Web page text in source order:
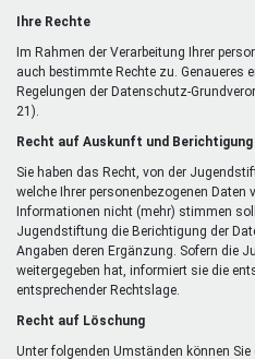
Ihre Rechte
Im Rahmen der Verarbeitung Ihrer
auch bestimmte Rechte zu. Genaueres
Regelungen der Datenschutz-
21).
Recht auf Auskunft und Berichtigung
Sie haben das Recht, von der
welche Ihrer personenbezogenen Daten
Informationen nicht (mehr) stimmen
Jugendstiftung die Berichtigung der
Angaben deren Ergänzung. Sofern die
weitergegeben hat, informiert sie die
entsprechender Rechtslage.
Recht auf Löschung
Unter folgenden Umständen können